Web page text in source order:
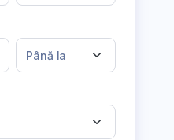
Până la